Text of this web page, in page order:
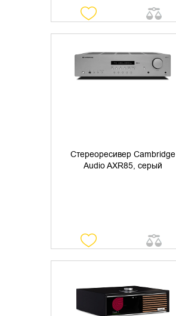
Стереоресивер Cambridge
Audio AXR85, серый
УТОЧНИТЬ НАЛИЧИЕ
УТОЧНИТЬ НАЛИЧИЕ